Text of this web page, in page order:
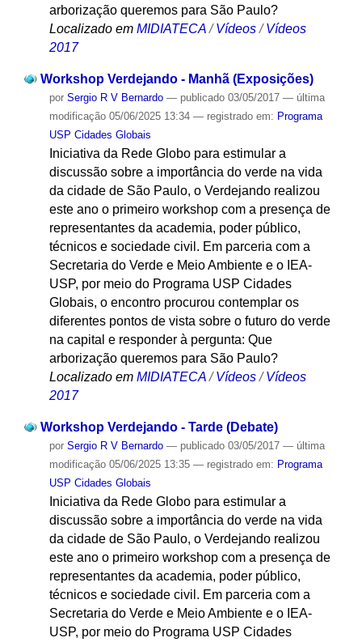
arborização queremos para São Paulo?
Localizado em MIDIATECA / Vídeos / Vídeos
2017
Workshop Verdejando - Manhã (Exposições)
por Sergio R V Bernardo — publicado03/05/2017 — última
modificação05/06/2025 13:34 — registrado em: Programa
USP Cidades Globais
Iniciativa da Rede Globo para estimular a
discussão sobre a importância do verde na vida
da cidade de São Paulo, o Verdejando realizou
este ano o primeiro workshop com a presença de
representantes da academia, poder público,
técnicos e sociedade civil. Em parceria com a
Secretaria do Verde e Meio Ambiente e o IEA-
USP, por meio do Programa USP Cidades
Globais, o encontro procurou contemplar os
diferentes pontos de vista sobre o futuro do verde
na capital e responder à pergunta: Que
arborização queremos para São Paulo?
Localizado em MIDIATECA /Vídeos /Vídeos
2017
Workshop Verdejando - Tarde (Debate)
por Sergio R V Bernardo — publicado03/05/2017 — última
modificação05/06/2025 13:35 — registrado em: Programa
USP Cidades Globais
Iniciativa da Rede Globo para estimular a
discussão sobre a importância do verde na vida
da cidade de São Paulo, o Verdejando realizou
este ano o primeiro workshop com a presença de
representantes da academia, poder público,
técnicos e sociedade civil. Em parceria com a
Secretaria do Verde e Meio Ambiente e o IEA-
USP, por meio do Programa USP Cidades